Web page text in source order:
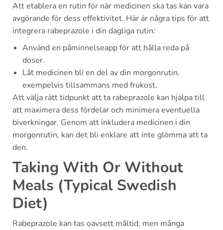
Att etablera en rutin för när medicinen ska tas kan vara
avgörande för dess effektivitet. Här är några tips för att
integrera rabeprazole i din dagliga rutin:
Använd en påminnelseapp för att hålla reda på
doser.
Låt medicinen bli en del av din morgonrutin,
exempelvis tillsammans med frukost.
Att välja rätt tidpunkt att ta rabeprazole kan hjälpa till
att maximera dess fördelar och minimera eventuella
biverkningar. Genom att inkludera medicinen i din
morgonrutin, kan det bli enklare att inte glömma att ta
den.
Taking With Or Without
Meals (Typical Swedish
Diet)
Rabeprazole kan tas oavsett måltid, men många